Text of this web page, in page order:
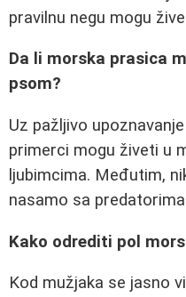
pravilnu negu mogu
Da li morska prasica
psom?
Uz pažljivo
primerci mogu živeti u
ljubimcima. Međutim,
nasamo sa
Kako odrediti pol
Kod mužjaka se jasno